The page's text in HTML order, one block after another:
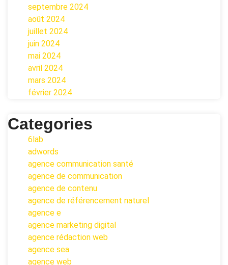
septembre 2024
août 2024
juillet 2024
juin 2024
mai 2024
avril 2024
mars 2024
février 2024
Categories
6lab
adwords
agence communication santé
agence de communication
agence de contenu
agence de référencement naturel
agence e
agence marketing digital
agence rédaction web
agence sea
agence web